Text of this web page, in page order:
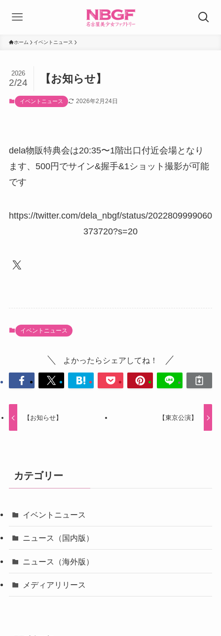
ホーム イベントニュース
【お知らせ】
2026
2/24
イベントニュース 2026年2月24日
dela物販特典会は20:35〜1階出口付近会場となり
ます、500円でサイン&握手&1ショット撮影が可能
です
https://twitter.com/dela_nbgf/status/2022809999060
373720?s=20
X
イベントニュース
よかったらシェアしてね！
【お知らせ】 【東京公演】
カテゴリー
イベントニュース
ニュース（国内版）
ニュース（海外版）
メディアリリース